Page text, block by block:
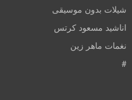
شيلات بدون موسيقى
اناشيد مسعود كرتس
نغمات ماهر زين
#